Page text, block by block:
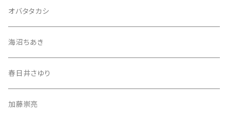
オバタタカシ
海沼ちあき
春日井さゆり
加藤崇亮